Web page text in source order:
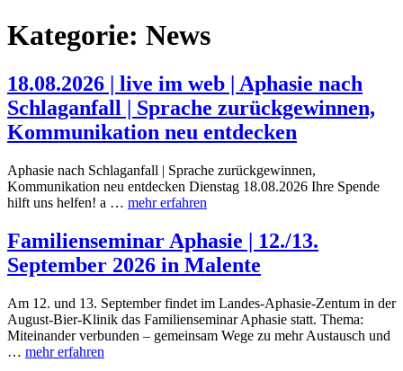
Kategorie: News
18.08.2026 | live im web | Aphasie nach
Schlaganfall | Sprache zurückgewinnen,
Kommunikation neu entdecken
Aphasie nach Schlaganfall | Sprache zurückgewinnen,
Kommunikation neu entdecken Dienstag 18.08.2026 Ihre Spende
hilft uns helfen! a … mehr erfahren
Familienseminar Aphasie | 12./13.
September 2026 in Malente
Am 12. und 13. September findet im Landes-Aphasie-Zentum in der
August-Bier-Klinik das Familienseminar Aphasie statt. Thema:
Miteinander verbunden – gemeinsam Wege zu mehr Austausch und
… mehr erfahren